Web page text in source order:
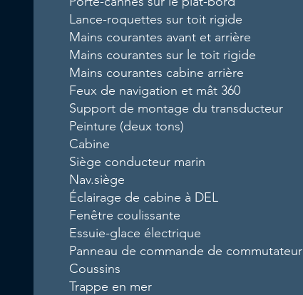
Lance-roquettes sur toit rigide
Mains courantes avant et arrière
Mains courantes sur le toit rigide
Mains courantes cabine arrière
Feux de navigation et mât 360
Support de montage du transducteur
Peinture (deux tons)
Cabine
Siège conducteur marin
Nav.siège
Éclairage de cabine à DEL
Fenêtre coulissante
Essuie-glace électrique
Panneau de commande de commutateur
Coussins
Trappe en mer